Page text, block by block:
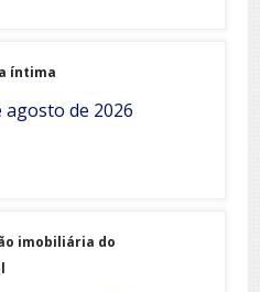
íntima
agosto de 2026
imobiliária do